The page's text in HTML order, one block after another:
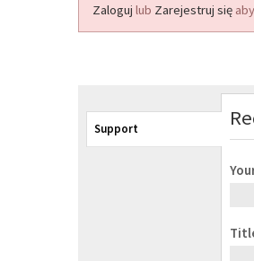
Zaloguj lub Zarejestruj się
Support